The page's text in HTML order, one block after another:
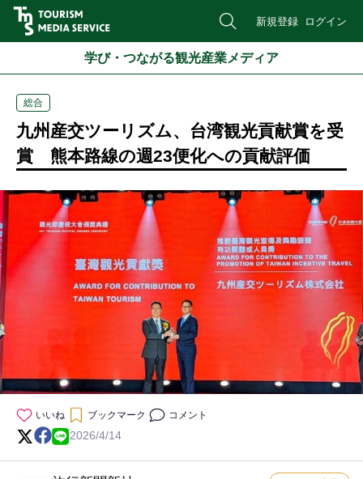
新規登録 ログイン
学び・つながる観光産業メディア
総合
九州産交ツーリズム、台湾観光貢献賞を受
賞 熊本路線の週23便化への貢献評価
いいね ブックマーク コメント
2026/4/14